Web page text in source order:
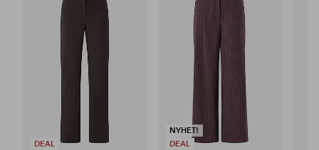
DEAL
NYHET!
DEAL